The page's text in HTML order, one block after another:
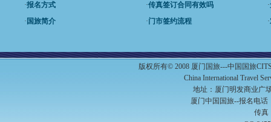
·报名方式
· 国旅简介
·传真签订合同有效吗
·门市签约流程
·
·
版权所有© 2008 厦门国旅---中国国旅
China International Travel
地址：厦门明发商业广
厦门中国国旅--报名电
传真